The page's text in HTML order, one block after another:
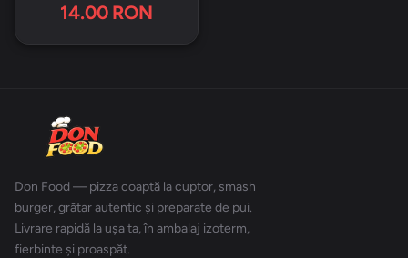
14.00 RON
Don Food — pizza coaptă la cuptor, smash
burger, grătar autentic și preparate de pui.
Livrare rapidă la ușa ta, în ambalaj izoterm,
fierbinte și proaspăt.